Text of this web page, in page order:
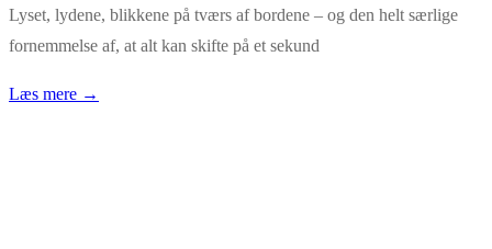
Lyset, lydene, blikkene på tværs af bordene – og den helt særlige
fornemmelse af, at alt kan skifte på et sekund
Læs mere →